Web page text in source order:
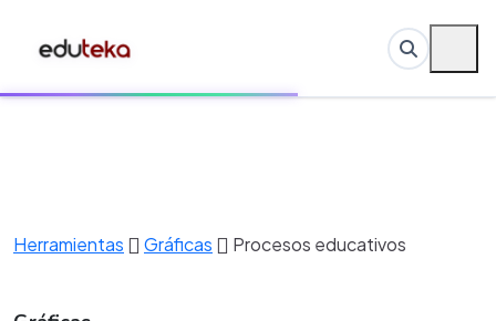
Herramientas Gráficas Procesos educativos